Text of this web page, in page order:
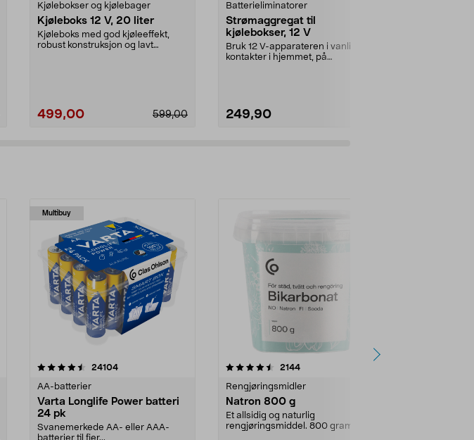
Kjølebokser og kjølebager
Kjøleboks 12 V, 20 liter
Kjøleboks med god kjøleeffekt,
robust konstruksjon og lavt
499,00 599,00
Batterieliminatorer
Strømaggregat til
kjølebokser, 12 V
Bruk 12 V-apparateren i vanlige
kontakter i hjemmet, på
249,90
Multibuy
24104anmeldelser
AA-batterier
Varta Longlife Power batteri
24 pk
Svanemerkede AA- eller AAA-
batterier til fjer...
4.5av 5 stjerner 2144anmeldelser
Rengjøringsmidler
Natron 800 g
Et allsidig og naturlig
rengjøringsmiddel. 800 gram
4.0av 5 stjerner